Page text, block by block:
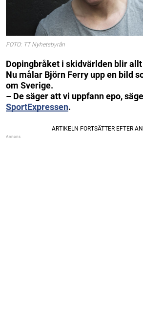
FOTO: TT Nyhetsbyrån
Dopingbråket i skidvärlden blir
Nu målar Björn Ferry upp en bild
om Sverige.
– De säger att vi uppfann epo,
SportExpressen.